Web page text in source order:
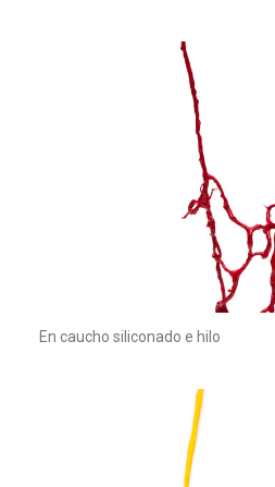
En caucho siliconado e hilo